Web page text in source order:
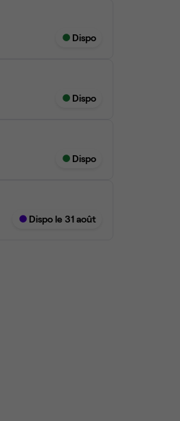
Dispo
Dispo
Dispo
Dispo le 31 août